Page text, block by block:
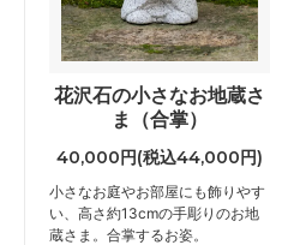
花沢石の小さなお地蔵さ
ま（合掌）
40,000円(税込44,000円)
小さなお庭やお部屋にも飾りやす
い、高さ約13cmの手彫りのお地
蔵さま。合掌するお姿。